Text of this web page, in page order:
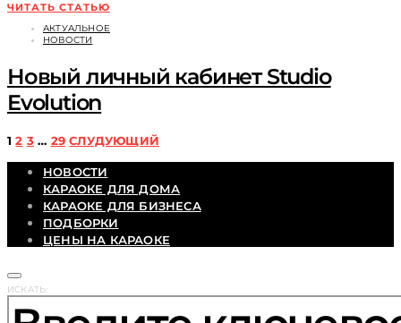
ЧИТАТЬ СТАТЬЮ
АКТУАЛЬНОЕ
НОВОСТИ
Новый личный кабинет Studio
Evolution
Пагинация
записей
1 2 3 … 29 СЛУДУЮЩИЙ
НОВОСТИ
КАРАОКЕ ДЛЯ ДОМА
КАРАОКЕ ДЛЯ БИЗНЕСА
ПОДБОРКИ
ЦЕНЫ НА КАРАОКЕ
ИСКАТЬ: